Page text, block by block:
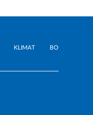
KLIMAT BO